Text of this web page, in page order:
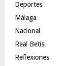
Deportes
Málaga
Nacional
Real Betis
Reflexiones